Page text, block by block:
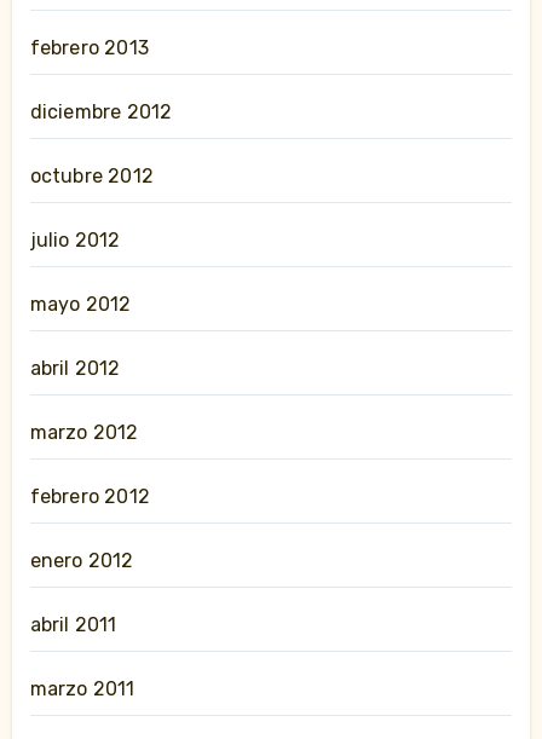
febrero 2013
diciembre 2012
octubre 2012
julio 2012
mayo 2012
abril 2012
marzo 2012
febrero 2012
enero 2012
abril 2011
marzo 2011